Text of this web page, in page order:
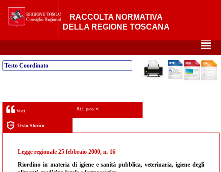
RACCOLTA NORMATIVA
DELLA REGIONE TOSCANA
²
Testo Coordinato
Voci Rif. passivi
Testo Storico
Legge regionale 25 febbraio 2000, n. 16
Riordino in materia di igiene e sanità pubblica, veterinaria, igiene degli